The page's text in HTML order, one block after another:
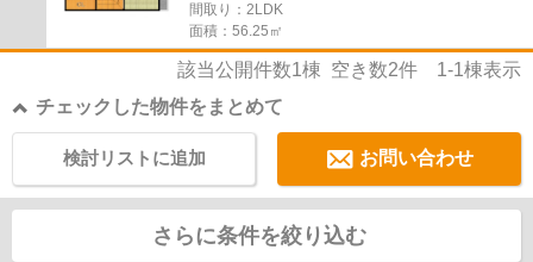
間取り：2LDK
面積：56.25㎡
該当公開件数1棟 空き数2件 1-1棟表示
チェックした物件をまとめて
お問い合わせ
検討リストに追加
さらに条件を絞り込む